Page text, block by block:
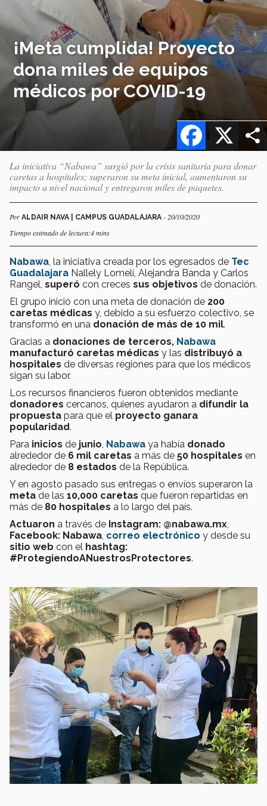
¡Meta cumplida! Proyecto
dona miles de equipos
médicos por COVID-19
X
Facebook
La iniciativa “Nabawa” surgió por la crisis sanitaria para donar
caretas a hospitales; superaron su meta inicial, aumentaron su
impacto a nivel nacional y entregaron miles de paquetes.
Por ALDAIR NAVA | CAMPUS GUADALAJARA - 20/10/2020
Tiempo estimado de lectura:4 mins
Nabawa , la iniciativa creada por los egresados de Tec
Guadalajara Nallely Lomelí, Alejandra Banda y Carlos
Rangel, superó con creces sus objetivos de donación.
El grupo inició con una meta de donación de 200
caretas médicas y, debido a su esfuerzo colectivo, se
transformó en una donación de más de 10 mil.
Gracias a donaciones de terceros, Nabawa
manufacturó caretas médicas y las distribuyó a
hospitales de diversas regiones para que los médicos
sigan su labor.
Los recursos financieros fueron obtenidos mediante
donadores cercanos, quienes ayudaron a difundir la
propuesta para que el proyecto ganara
popularidad.
Para inicios de junio Nabawa ya había donado
alrededor de 6 mil caretas a más de 50 hospitales en
alrededor de 8 estados de la República.
Y en agosto pasado sus entregas o envíos superaron la
meta de las 10,000 caretas que fueron repartidas en
más de 80 hospitales a lo largo del país.
Actuaron a través de Instagram: @nabawa.mx
Facebook: Nabawa correo electrónico y desde su
sitio web con el hashtag:
#ProtegiendoANuestrosProtectores.